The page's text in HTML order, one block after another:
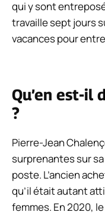
qui y sont
travaille sept jours
vacances pour
Qu’en est-il
?
Pierre-Jean
surprenantes sur
poste. L’ancien
qu’il était autant
femmes. En 2020,